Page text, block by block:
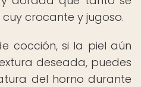
crocante y jugoso.
cocción, si la piel aún
deseada, puedes
del horno durante